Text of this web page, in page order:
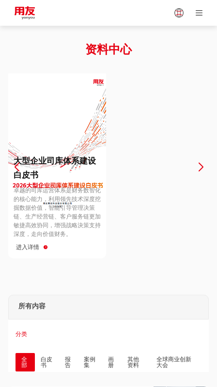
Vietnam
Europe
Hungary
Hong Kong
资料中心
大型企业司库体系建设
白皮书
卓越的司库运营体系是财务数智化
的核心能力，利用领先技术深度挖
掘数据价值，智能引导管理决策
链、生产经营链、客户服务链更加
敏捷高效协同，增强战略決策支持
深度，走向价值财务。
进入详情
所有内容
分类
全
部
白皮
书
报
告
案例
集
画
册
其他
资料
全球商业创新
大会